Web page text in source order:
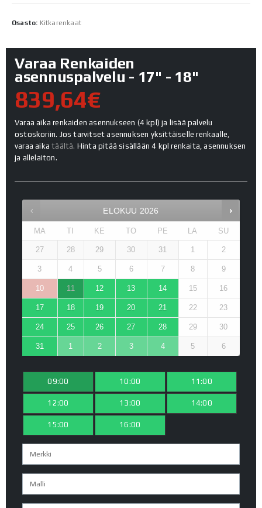
Osasto: Kitkarenkaat
Varaa Renkaiden
asennuspalvelu - 17" - 18"
839,64€
Varaa aika renkaiden asennukseen (4 kpl) ja lisää palvelu
ostoskoriin. Jos tarvitset asennuksen yksittäiselle renkaalle,
varaa aikatäältä. Hinta pitää sisällään 4 kpl renkaita, asennuksen
ja allelaiton.
ELOKUU 2026
MA TI KE TO PE LA SU
27 28 29 30 31 1 2
3 4 5 6 7 8 9
10 11 12 13 14 15 16
17 18 19 20 21 22 23
24 25 26 27 28 29 30
31 1 2 3 4 5 6
09:00 10:00 11:00
12:00 13:00 14:00
15:00 16:00